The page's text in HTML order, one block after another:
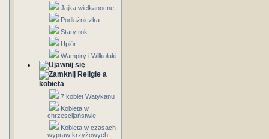
Jajka wielkanocne
Podłaźniczka
Stary rok
Upiór!
Wampiry i Wilkołaki
Religie a
kobieta
7 kobiet Watykanu
Kobieta w
chrzescijaństwie
Kobieta w czasach
wypraw krzyżowych